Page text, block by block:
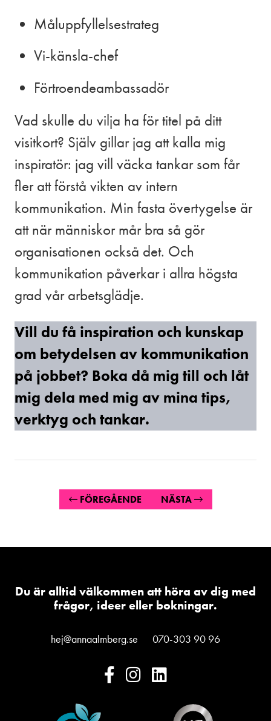
Måluppfyllelsestrateg
Vi-känsla-chef
Förtroendeambassadör
Vad skulle du vilja ha för titel på ditt
visitkort? Själv gillar jag att kalla mig
inspiratör: jag vill väcka tankar som får
fler att förstå vikten av intern
kommunikation. Min fasta övertygelse är
att när människor mår bra så gör
organisationen också det. Och
kommunikation påverkar i allra högsta
grad vår arbetsglädje.
Vill du få inspiration och kunskap
om betydelsen av kommunikation
på jobbet? Boka då mig till och låt
mig dela med mig av mina tips,
verktyg och tankar.
FÖREGÅENDE NÄSTA
Du är alltid välkommen att höra av dig med
frågor, ideer eller bokningar.
hej@annaalmberg.se 070-303 90 96